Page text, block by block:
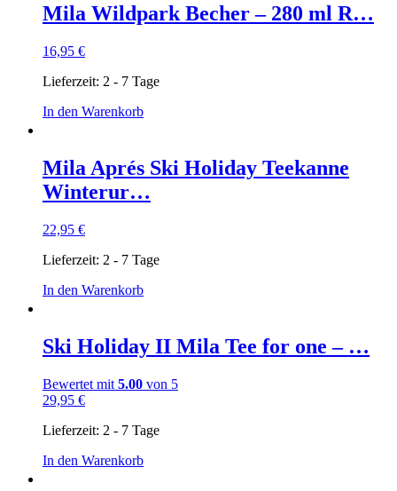
Mila Wildpark Becher – 280 ml R…
16,95 €
Lieferzeit: 2 - 7 Tage
In den Warenkorb
Mila Aprés Ski Holiday Teekanne
Winterur…
22,95 €
Lieferzeit: 2 - 7 Tage
In den Warenkorb
Ski Holiday II Mila Tee for one – …
Bewertet mit 5.00 von 5
29,95 €
Lieferzeit: 2 - 7 Tage
In den Warenkorb